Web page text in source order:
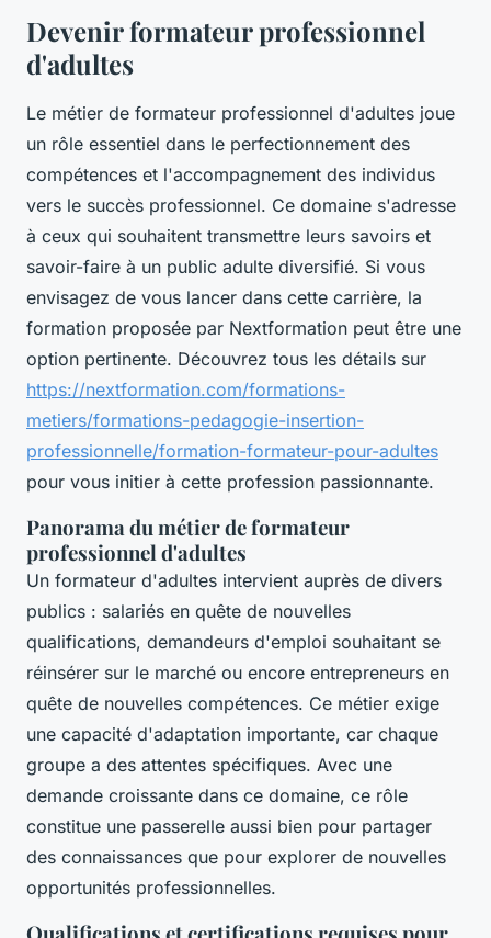
Devenir formateur professionnel
d'adultes
Le métier de formateur professionnel d'adultes joue
un rôle essentiel dans le perfectionnement des
compétences et l'accompagnement des individus
vers le succès professionnel. Ce domaine s'adresse
à ceux qui souhaitent transmettre leurs savoirs et
savoir-faire à un public adulte diversifié. Si vous
envisagez de vous lancer dans cette carrière, la
formation proposée par Nextformation peut être une
option pertinente. Découvrez tous les détails sur
https://nextformation.com/formations-
metiers/formations-pedagogie-insertion-
professionnelle/formation-formateur-pour-adultes
pour vous initier à cette profession passionnante.
Panorama du métier de formateur
professionnel d'adultes
Un formateur d'adultes intervient auprès de divers
publics : salariés en quête de nouvelles
qualifications, demandeurs d'emploi souhaitant se
réinsérer sur le marché ou encore entrepreneurs en
quête de nouvelles compétences. Ce métier exige
une capacité d'adaptation importante, car chaque
groupe a des attentes spécifiques. Avec une
demande croissante dans ce domaine, ce rôle
constitue une passerelle aussi bien pour partager
des connaissances que pour explorer de nouvelles
opportunités professionnelles.